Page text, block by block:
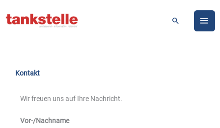
Inhalt
Suchen
Kontakt
Wir freuen uns auf Ihre Nachricht.
Vor-/Nachname